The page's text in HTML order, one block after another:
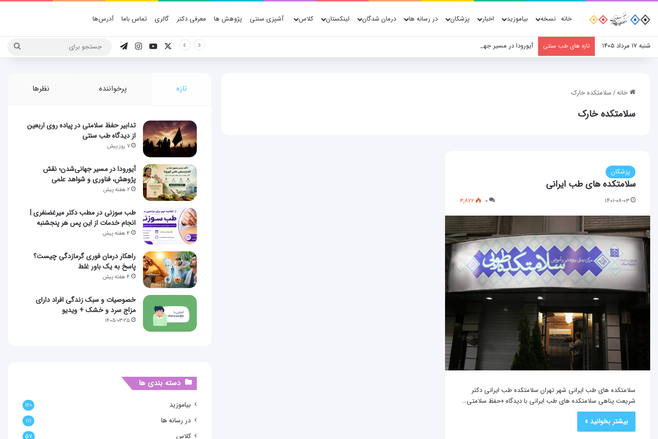
خانه نسخه بیاموزید اخبار پزشکان در رسانه ها درمان شدگان لینکستان کلاس آشپزی سنتی پژوهش ها معرفی دکتر گالری تماس باما آدرس‌ها
شنبه ۱۷ مرداد ۱۴۰۵ تازه های طب سنتی آیورودا در مسیر جهانی‌شدن؛ نقش پژوهش، فناوری و شواهد علمی یوتیوباینستاگرام
تلگرام
خانه/سلامتکده خارک
سلامتکده خارک
پزشکان
سلامتکده های طب ایرانی
۱۴۰۱-۰۸-۰۳ ۰ ۳,۸۲۲
سلامتکده های طب ایرانی شهر تهران سلامتکده طب ایرانی دکتر
شریعت‌ پناهی سلامتکده های طب ایرانی با دیدگاه «حفظ سلامتی…
بیشتر بخوانید »
تازه پرخواننده نظرها
تدابیر حفظ سلامتی در پیاده روی اربعین
از دیدگاه طب سنتی
۷ روز پیش
آیورودا در مسیر جهانی‌شدن؛ نقش
پژوهش، فناوری و شواهد علمی
۲ هفته پیش
طب سوزنی در مطب دکتر میرغضنفری |
انجام خدمات از این پس هر پنجشنبه
۴ هفته پیش
راهکار درمان فوری گرمازدگی چیست؟
پاسخ به یک باور غلط
۴ هفته پیش
خصوصیات و سبک زندگی افراد دارای
مزاج سرد و خشک + ویدیو
۱۴۰۵-۰۳-۲۵
دسته بندی ها
بیاموزید ۱۲۰
در رسانه ها ۱۱۱
کلاس ۵۷